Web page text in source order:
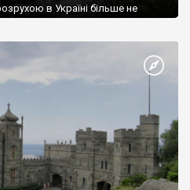
в Україні більше не